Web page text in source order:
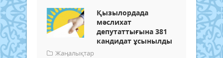
Қызылордада
мәслихат
депутаттығына 381
кандидат ұсынылды
Жаңалықтар